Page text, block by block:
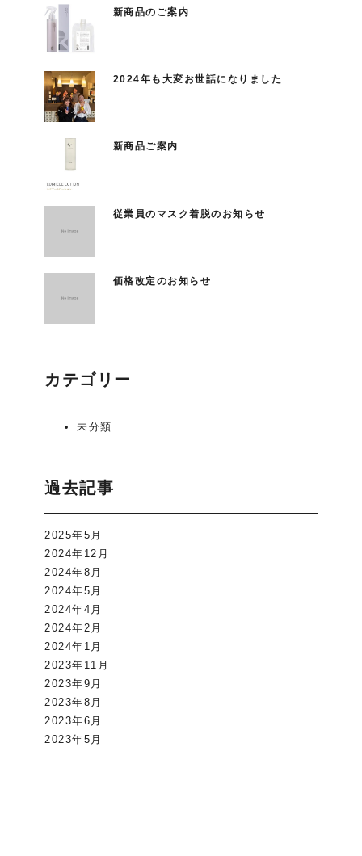
新商品のご案内
2024年も大変お世話になりました
新商品ご案内
従業員のマスク着脱のお知らせ
価格改定のお知らせ
カテゴリー
未分類
過去記事
2025年5月
2024年12月
2024年8月
2024年5月
2024年4月
2024年2月
2024年1月
2023年11月
2023年9月
2023年8月
2023年6月
2023年5月